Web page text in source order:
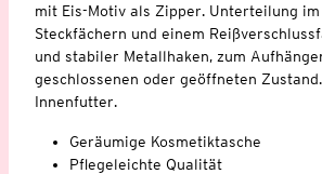
mit Eis-Motiv als Zipper. Unterteilung
Steckfächern und einem
und stabiler Metallhaken, zum
geschlossenen oder geöffneten
Innenfutter.
Geräumige Kosmetiktasche
Pflegeleichte Qualität